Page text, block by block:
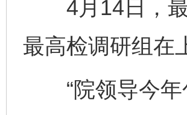
4月14日，最
最高检调研组在
“院领导今年